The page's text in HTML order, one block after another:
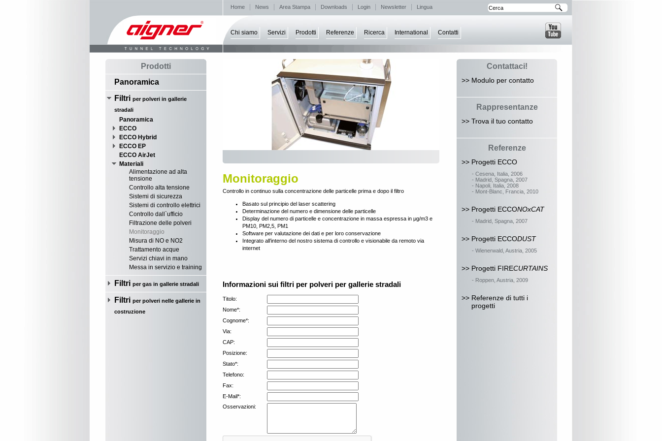
Home News Area Stampa Downloads Login Newsletter Lingua
Chi siamo Servizi Prodotti Referenze Ricerca International Contatti
Prodotti
Panoramica
Filtri per polveri in gallerie
stradali
Panoramica
ECCO
ECCO Hybrid
ECCO EP
ECCO AirJet
Materiali
Alimentazione ad alta
tensione
Controllo alta tensione
Sistemi di sicurezza
Sistemi di controllo elettrici
Controllo dall`ufficio
Filtrazione delle polveri
Monitoraggio
Misura di NO e NO2
Trattamento acque
Servizi chiavi in mano
Messa in servizio e training
Filtri per gas in gallerie stradali
Filtri per polveri nelle gallerie in
costruzione
Monitoraggio
Controllo in continuo sulla concentrazione delle particelle prima e dopo il filtro
Basato sul principio del laser scattering
Determinazione del numero e dimensione delle particelle
Display del numero di particelle e concentrazione in massa espressa in μg/m3 e
PM10, PM2,5, PM1
Software per valutazione dei dati e per loro conservazione
Integrato all’interno del nostro sistema di controllo e visionabile da remoto via
internet
Informazioni sui filtri per polveri per gallerie stradali
Titolo:
Nome*:
Cognome*:
Via:
CAP:
Posizione:
Stato*:
Telefono:
Fax:
E-Mail*:
Osservazioni:
Contattaci!
>> Modulo per contatto
Rappresentanze
>> Trova il tuo contatto
Referenze
>> Progetti ECCO
- Cesena, Italia, 2006
- Madrid, Spagna, 2007
- Napoli, Italia, 2008
- Mont-Blanc, Francia, 2010
>> Progetti ECCONOxCAT
- Madrid, Spagna, 2007
>> Progetti ECCODUST
- Wienerwald, Austria, 2005
>> Progetti FIRECURTAINS
- Roppen, Austria, 2009
>> Referenze di tutti i
progetti